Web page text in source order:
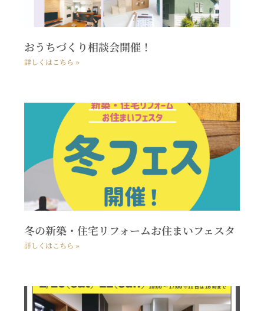
おうちづくり相談会開催！
詳しくはこちら »
冬の新築・住宅リフォームお住まいフェスタ
詳しくはこちら »